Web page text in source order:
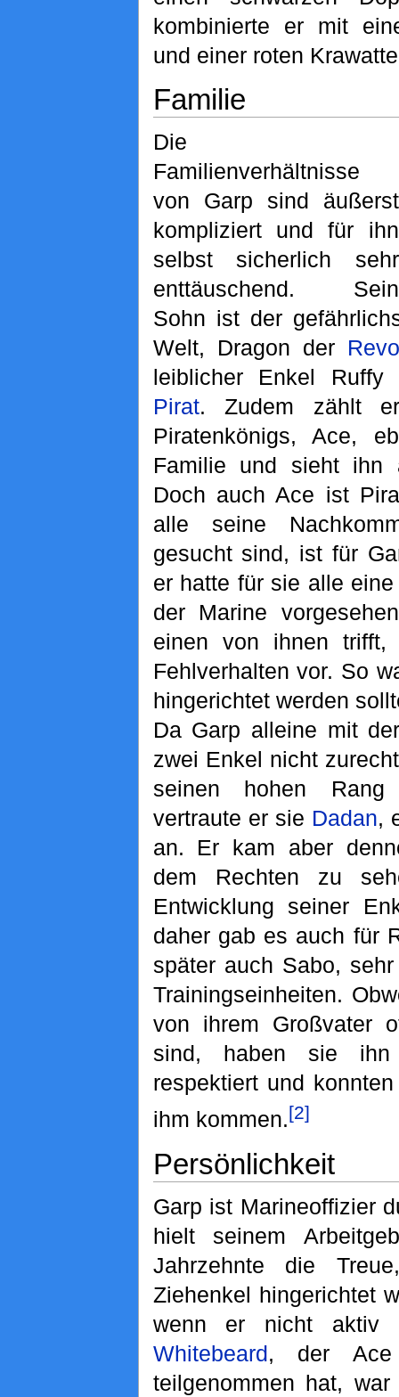
kombinierte er mit
und einer roten
Familie
Die
Familienverhältnisse
von Garp sind äußerst
kompliziert und für ihn
selbst sicherlich sehr
enttäuschend. Sein
Sohn ist der
Welt, Dragon der
leiblicher Enkel
Pirat. Zudem zählt
Piratenkönigs, Ace,
Familie und sieht ihn
Doch auch Ace ist
alle seine
gesucht sind, ist für
er hatte für sie alle
der Marine
einen von ihnen
Fehlverhalten vor. So
hingerichtet werden
Da Garp alleine mit
zwei Enkel nicht
seinen hohen Rang
vertraute er sie Dadan,
an. Er kam aber
dem Rechten zu
Entwicklung seiner
daher gab es auch für
später auch Sabo,
Trainingseinheiten.
von ihrem Großvater
sind, haben sie ihn
respektiert und
ihm kommen.[2]
Persönlichkeit
Garp ist Marineoffizier
hielt seinem
Jahrzehnte die
Ziehenkel hingerichtet
wenn er nicht
Whitebeard, der Ace
teilgenommen hat,